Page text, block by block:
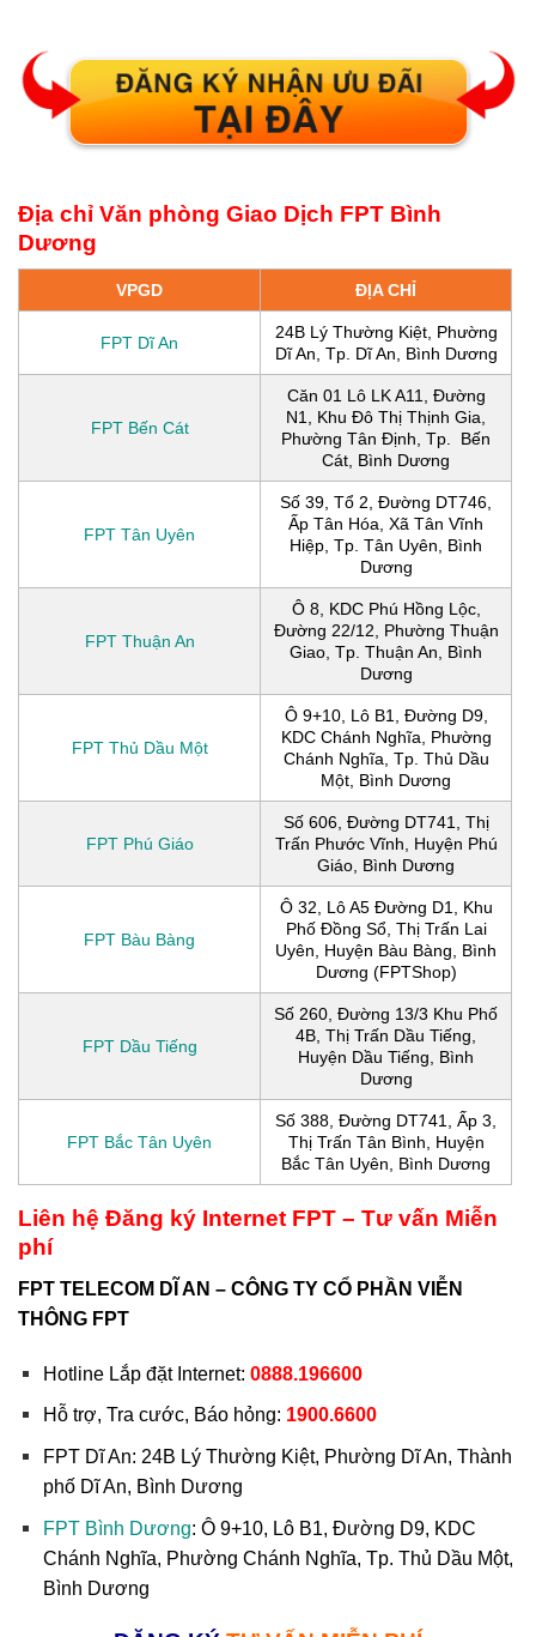
Địa chỉ Văn phòng Giao Dịch FPT Bình
Dương
VPGD ĐỊA CHỈ
FPT Dĩ An
24B Lý Thường Kiệt, Phường
Dĩ An, Tp. Dĩ An, Bình Dương
FPT Bến Cát
Căn 01 Lô LK A11, Đường
N1, Khu Đô Thị Thịnh Gia,
Phường Tân Định, Tp. Bến
Cát, Bình Dương
FPT Tân Uyên
Số 39, Tổ 2, Đường DT746,
Ấp Tân Hóa, Xã Tân Vĩnh
Hiệp, Tp. Tân Uyên, Bình
Dương
FPT Thuận An
Ô 8, KDC Phú Hồng Lộc,
Đường 22/12, Phường Thuận
Giao, Tp. Thuận An, Bình
Dương
FPT Thủ Dầu Một
Ô 9+10, Lô B1, Đường D9,
KDC Chánh Nghĩa, Phường
Chánh Nghĩa, Tp. Thủ Dầu
Một, Bình Dương
FPT Phú Giáo
Số 606, Đường DT741, Thị
Trấn Phước Vĩnh, Huyện Phú
Giáo, Bình Dương
FPT Bàu Bàng
Ô 32, Lô A5 Đường D1, Khu
Phố Đồng Sổ, Thị Trấn Lai
Uyên, Huyện Bàu Bàng, Bình
Dương (FPTShop)
FPT Dầu Tiếng
Số 260, Đường 13/3 Khu Phố
4B, Thị Trấn Dầu Tiếng,
Huyện Dầu Tiếng, Bình
Dương
FPT Bắc Tân Uyên
Số 388, Đường DT741, Ấp 3,
Thị Trấn Tân Bình, Huyện
Bắc Tân Uyên, Bình Dương
Liên hệ Đăng ký Internet FPT – Tư vấn Miễn
phí
FPT TELECOM DĨ AN – CÔNG TY CỔ PHẦN VIỄN
THÔNG FPT
Hotline Lắp đặt Internet: 0888.196600
Hỗ trợ, Tra cước, Báo hỏng: 1900.6600
FPT Dĩ An: 24B Lý Thường Kiệt, Phường Dĩ An, Thành
phố Dĩ An, Bình Dương
FPT Bình Dương: Ô 9+10, Lô B1, Đường D9, KDC
Chánh Nghĩa, Phường Chánh Nghĩa, Tp. Thủ Dầu Một,
Bình Dương